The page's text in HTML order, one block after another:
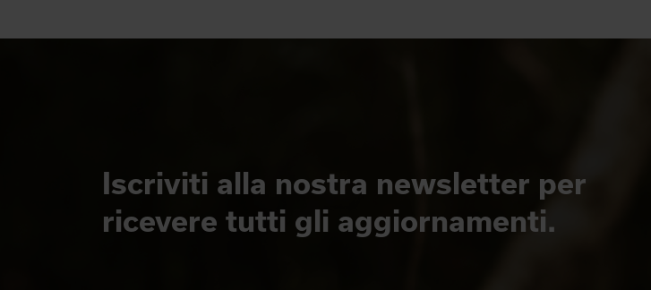
Iscriviti alla nostra newsletter per
ricevere tutti gli aggiornamenti.